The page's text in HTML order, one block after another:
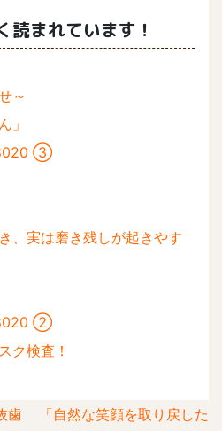
読まれています！
～
」
8020 ③
、実は磨き残しが起きやす
8020 ②
ク検査！
歯
「自然な笑顔を取り戻した